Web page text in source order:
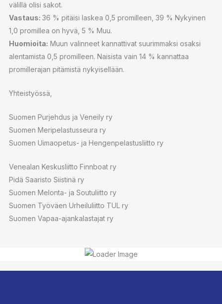
välillä olisi sakot.
Vastaus: 36 % pitäisi laskea 0,5 promilleen, 39 % Nykyinen
1,0 promillea on hyvä, 5 % Muu.
Huomioita: Muun valinneet kannattivat suurimmaksi osaksi
alentamista 0,5 promilleen. Naisista vain 14 % kannattaa
promillerajan pitämistä nykyisellään.
Yhteistyössä,
Suomen Purjehdus ja Veneily ry
Suomen Meripelastusseura ry
Suomen Uimaopetus- ja Hengenpelastusliitto ry
Venealan Keskusliitto Finnboat ry
Pidä Saaristo Siistinä ry
Suomen Melonta- ja Soutuliitto ry
Suomen Työväen Urheiluliitto TUL ry
Suomen Vapaa-ajankalastajat ry